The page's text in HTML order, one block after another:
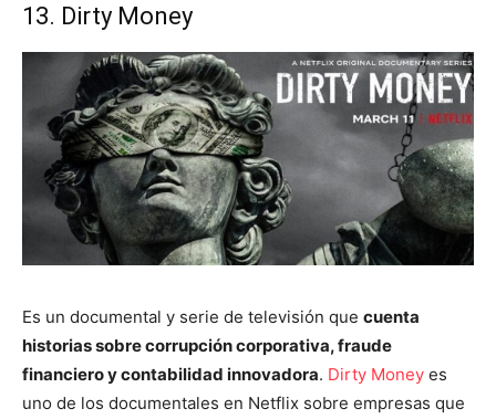
13. Dirty Money
Es un documental y serie de televisión que cuenta
historias sobre corrupción corporativa, fraude
financiero y contabilidad innovadora. Dirty Money es
uno de los documentales en Netflix sobre empresas que